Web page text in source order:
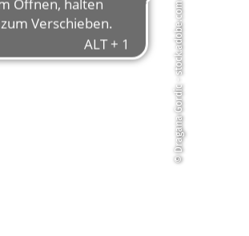
© Dragana Gordic - stock.adobe.com